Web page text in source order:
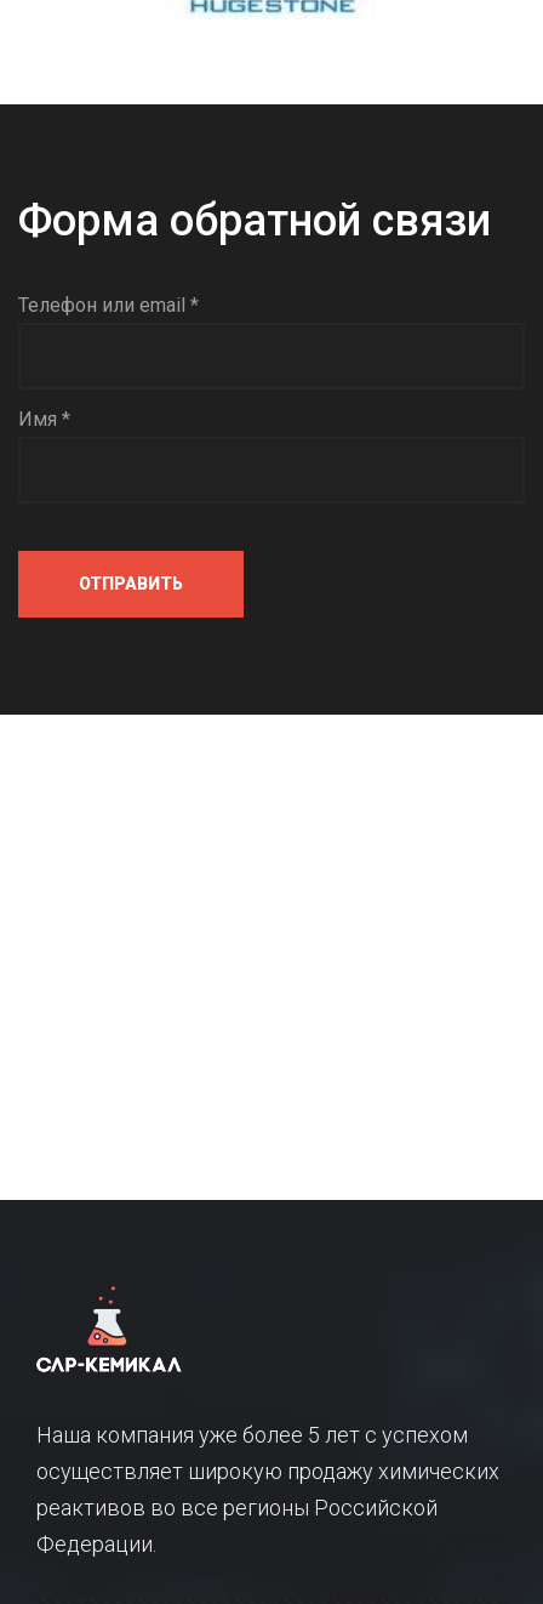
Форма обратной связи
Телефон или email *
Имя *
ОТПРАВИТЬ
Наша компания уже более 5 лет с успехом
осуществляет широкую продажу химических
реактивов во все регионы Российской
Федерации.